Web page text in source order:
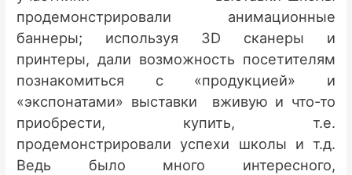
продемонстрировали анимационные
баннеры; используя 3D сканеры и
принтеры, дали возможность посетителям
познакомиться с «продукцией» и
«экспонатами» выставки вживую и что-то
приобрести, купить, т.е.
продемонстрировали успехи школы и т.д.
Ведь было много интересного,